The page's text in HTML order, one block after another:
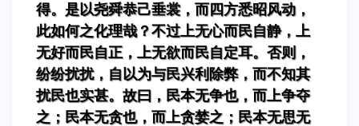
得。是以尧舜恭己垂裳，而四方悉昭风动，
此如何之化理哉？不过上无心而民自静，上
无好而民自正，上无欲而民自定耳。否则，
纷纷扰扰，自以为与民兴利除弊，而不知其
扰民也实甚。故曰，民本无争也，而上争夺
之；民本无贪也，而上贪婪之；民本无思无